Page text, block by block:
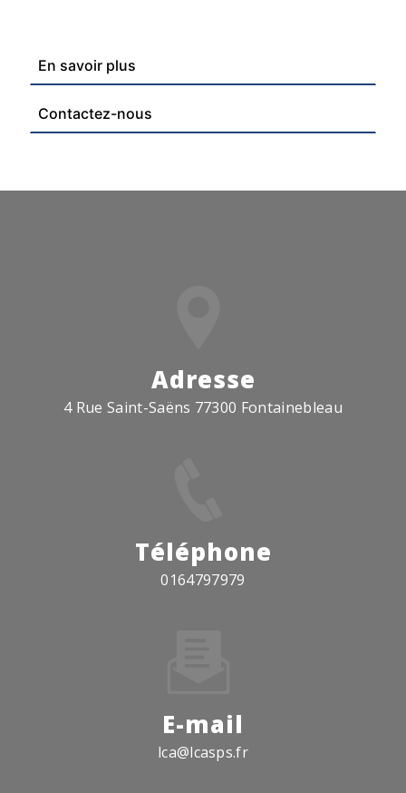
En savoir plus
Contactez-nous
Adresse
4 Rue Saint-Saëns 77300 Fontainebleau
Téléphone
0164797979
E-mail
lca@lcasps.fr